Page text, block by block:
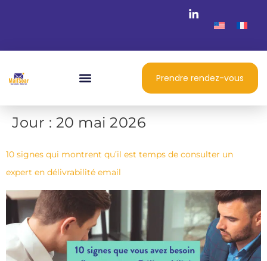
Prendre rendez-vous
Jour : 20 mai 2026
10 signes qui montrent qu’il est temps de consulter un
expert en délivrabilité email